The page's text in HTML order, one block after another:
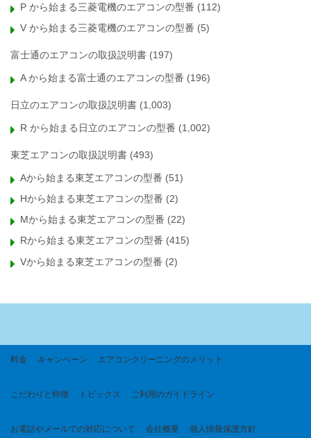
P から始まる三菱電機のエアコンの型番 (112)
V から始まる三菱電機のエアコンの型番 (5)
富士通のエアコンの取扱説明書 (197)
A から始まる富士通のエアコンの型番 (196)
日立のエアコンの取扱説明書 (1,003)
R から始まる日立のエアコンの型番 (1,002)
東芝エアコンの取扱説明書 (493)
Aから始まる東芝エアコンの型番 (51)
Hから始まる東芝エアコンの型番 (2)
Mから始まる東芝エアコンの型番 (22)
Rから始まる東芝エアコンの型番 (415)
Vから始まる東芝エアコンの型番 (2)
料金 キャンペーン エアコンクリーニングのメリット
こだわりと特徴 トピックス ご利用のガイドライン
お電話やメールでの対応について 会社概要 個人情報保護方針